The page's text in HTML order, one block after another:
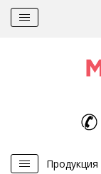
Продукция